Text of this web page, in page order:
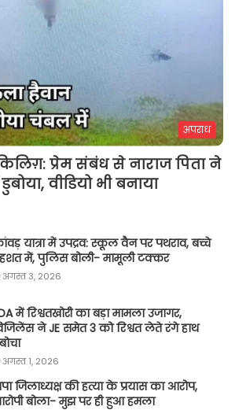
अपराध
प्रेम संबंध से नाराज पिता ने
वीडियो भी बनाया
यात्रा में उपद्रव: स्कूल वैन पर पथराव, बच्चे
में, पुलिस बोली- मामूली टक्कर
अगस्त 3, 2026
में रिश्वतखोरी का बड़ा मामला उजागर,
ने JE समेत 3 को रिश्वत लेते रंगे हाथ
अगस्त 1, 2026
जिलाध्यक्ष की हत्या के प्रयास का आरोप,
बोला- मुझ पर ही हुआ हमला